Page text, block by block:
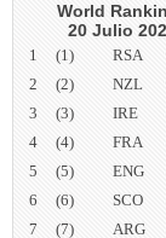
World
20 Julio
1 (1) RSA
2
(2) NZL
3
(3) IRE
4
(4) FRA
5
(5) ENG
6
(6) SCO
7
(7) ARG